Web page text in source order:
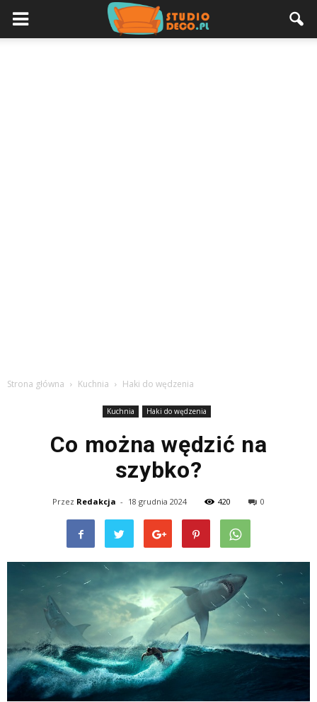
Strona główna Kuchnia Haki do wędzenia
Kuchnia Haki do wędzenia
Co można wędzić na
szybko?
Przez Redakcja - 18 grudnia 2024 420 0